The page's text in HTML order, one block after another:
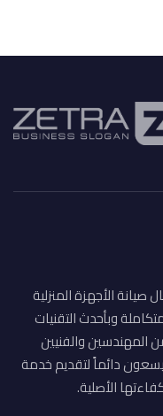
الأجهزة المنزلية
وبأحدث التقنيات
المهندسين والفنيين
دائماً لتقديم خدمة
الأصلية.